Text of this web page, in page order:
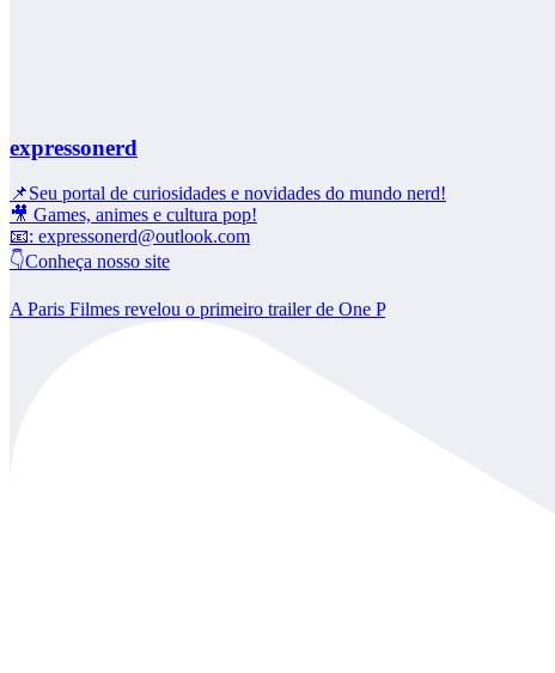
expressonerd
📌Seu portal de curiosidades e novidades do mundo nerd!
🎥 Games, animes e cultura pop!
📧: expressonerd@outlook.com
👇Conheça nosso site
A Paris Filmes revelou o primeiro trailer de One P